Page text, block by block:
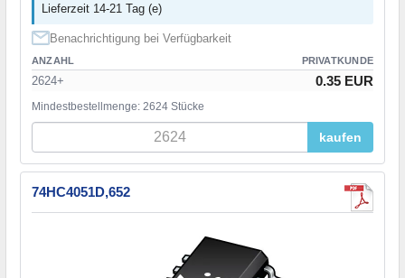
Lieferzeit 14-21 Tag (e)
Benachrichtigung bei Verfügbarkeit
ANZAHL PRIVATKUNDE
2624+ 0.35 EUR
Mindestbestellmenge: 2624 Stücke
kaufen
74HC4051D,652